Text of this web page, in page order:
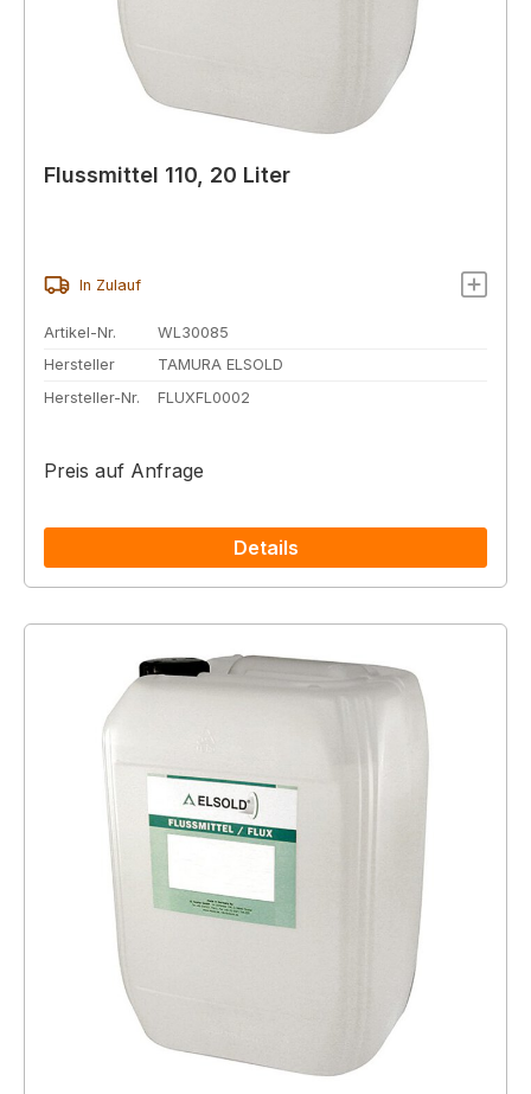
Flussmittel 110, 20 Liter
In Zulauf
Artikel-Nr.
WL30085
Hersteller
TAMURA ELSOLD
Hersteller-Nr.
FLUXFL0002
Preis auf Anfrage
Details